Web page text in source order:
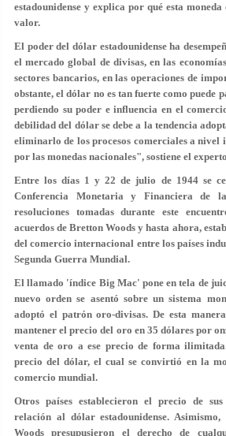
estadounidense y explica por qué esta
valor.
El poder del dólar estadounidense ha
el mercado global de divisas, en las
sectores bancarios, en las operaciones de
obstante, el dólar no es tan fuerte como puede
perdiendo su poder e influencia en el
debilidad del dólar se debe a la tendencia
eliminarlo de los procesos comerciales a nivel
por las monedas nacionales", sostiene el
Entre los días 1 y 22 de julio de 1944 se
Conferencia Monetaria y Financiera de
resoluciones tomadas durante este
acuerdos de Bretton Woods y hasta ahora,
del comercio internacional entre los países
Segunda Guerra Mundial.
El llamado 'índice Big Mac' pone en tela de
nuevo orden se asentó sobre un sistema
adoptó el patrón oro-divisas. De esta
mantener el precio del oro en 35 dólares por
venta de oro a ese precio de forma
precio del dólar, el cual se convirtió en la
comercio mundial.
Otros países establecieron el precio de sus
relación al dólar estadounidense.
Woods presupusieron el derecho de